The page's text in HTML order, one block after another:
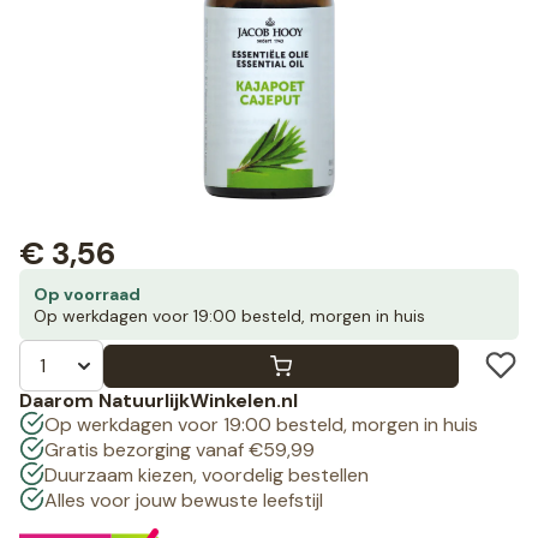
Op voorraad
Op werkdagen voor 19:00 besteld, morgen in huis
€ 3,56
Daarom NatuurlijkWinkelen.nl
Op werkdagen voor 19:00 besteld, morgen in huis
Gratis bezorging vanaf €59,99
Duurzaam kiezen, voordelig bestellen
Alles voor jouw bewuste leefstijl